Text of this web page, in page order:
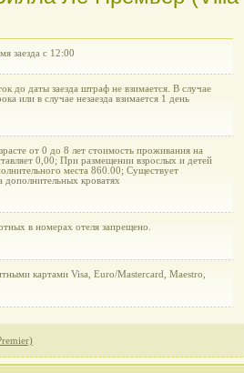
заезда с 12:00
до даты заезда штраф не взимается. В случае
или в случае незаезда взимается 1 день
от 0 до 8 лет стоимость проживания на
0,00; При размещении взрослых и детей
места 860.00; Существует
кроватях
в номерах отеля запрещено.
картами Visa, Euro/Mastercard, Maestro,